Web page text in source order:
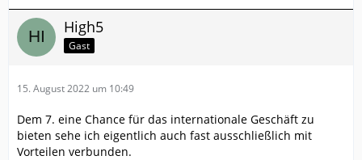
High5
Gast
15. August 2022 um 10:49
Dem 7. eine Chance für das internationale Geschäft zu
bieten sehe ich eigentlich auch fast ausschließlich mit
Vorteilen verbunden.